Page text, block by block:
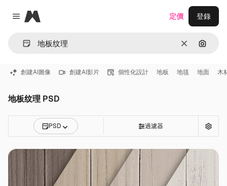
Close menu
Magnific
清除 通過圖
定價 登錄
創建AI圖像 創建AI影片 個性化設計 地板 地毯 地面 木
地板纹理 PSD
PSD 過濾器